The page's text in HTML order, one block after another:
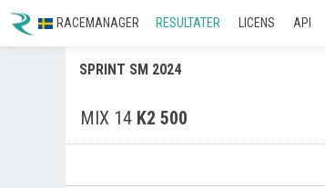
RACEMANAGER RESULTATER LICENS API
SPRINT SM 2024
MIX 14 K2 500